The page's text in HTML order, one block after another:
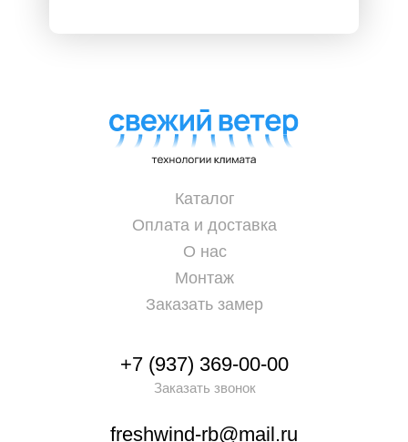
+7 (937) 369-00-00
Заказать звонок
freshwind-rb@mail.ru
Каталог
Оплата и доставка
О нас
Монтаж
Заказать замер